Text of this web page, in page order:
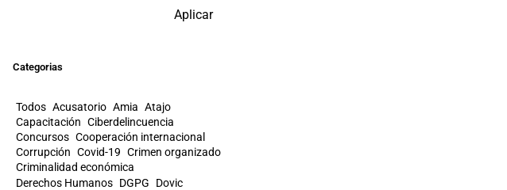
Aplicar
Categorias
Todos Acusatorio Amia Atajo
Capacitación Ciberdelincuencia
Concursos Cooperación internacional
Corrupción Covid-19 Crimen organizado
Criminalidad económica
Derechos Humanos DGPG
Dovic